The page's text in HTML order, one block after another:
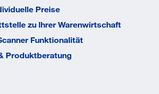
Preise
zu lhrer Warenwirtschaft
Funktionalität
Produktberatung